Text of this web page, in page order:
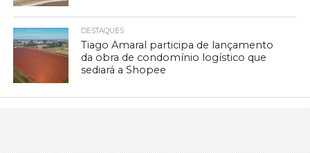
DESTAQUES
Tiago Amaral participa de lançamento
da obra de condomínio logístico que
sediará a Shopee